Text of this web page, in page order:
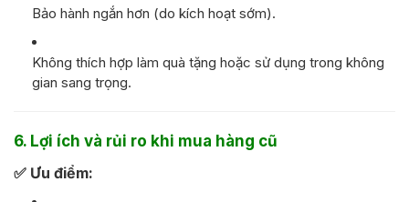
Bảo hành ngắn hơn (do kích hoạt sớm).
Không thích hợp làm quà tặng hoặc sử dụng trong không
gian sang trọng.
6. Lợi ích và rủi ro khi mua hàng cũ
✅ Ưu điểm: